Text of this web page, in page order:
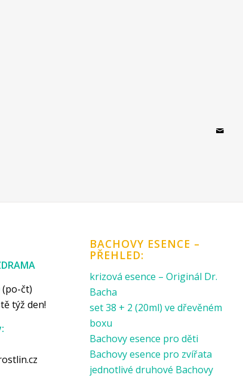
(po-čt)
týž den!
BACHOVY ESENCE –
PŘEHLED:
krizová esence – Originál Dr.
Bacha
set 38 + 2 (20ml) ve dřevěném
boxu
Bachovy esence pro děti
Bachovy esence pro zvířata
jednotlivé druhové Bachovy